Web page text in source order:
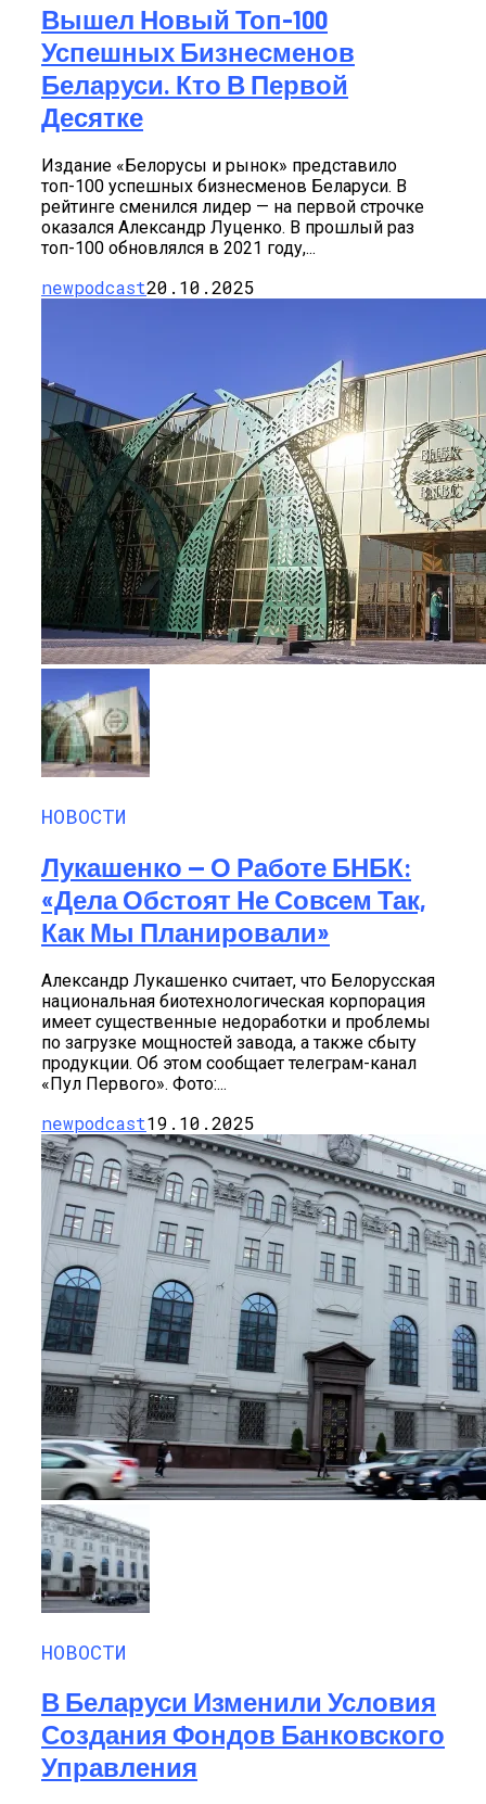
Вышел Новый Топ-100
Успешных Бизнесменов
Беларуси. Кто В Первой
Десятке
Издание «Белорусы и рынок» представило
топ-100 успешных бизнесменов Беларуси. В
рейтинге сменился лидер — на первой строчке
оказался Александр Луценко. В прошлый раз
топ-100 обновлялся в 2021 году,...
newpodcast20.10.2025
НОВОСТИ
Лукашенко — О Работе БНБК:
«Дела Обстоят Не Совсем Так,
Как Мы Планировали»
Александр Лукашенко считает, что Белорусская
национальная биотехнологическая корпорация
имеет существенные недоработки и проблемы
по загрузке мощностей завода, а также сбыту
продукции. Об этом сообщает телеграм-канал
«Пул Первого». Фото:...
newpodcast19.10.2025
НОВОСТИ
В Беларуси Изменили Условия
Создания Фондов Банковского
Управления